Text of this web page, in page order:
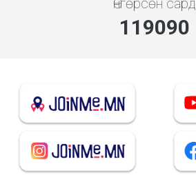
Өнгөрсөн сард
132832